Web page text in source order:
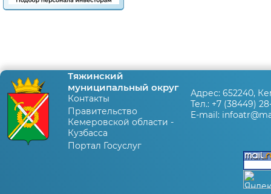
Тяжинский
муниципальный округ
Контакты
Правительство
Кемеровской области -
Кузбасса
Портал Госуслуг
Адрес: 652240,
Тел.: +7 (38449)
E-mail: